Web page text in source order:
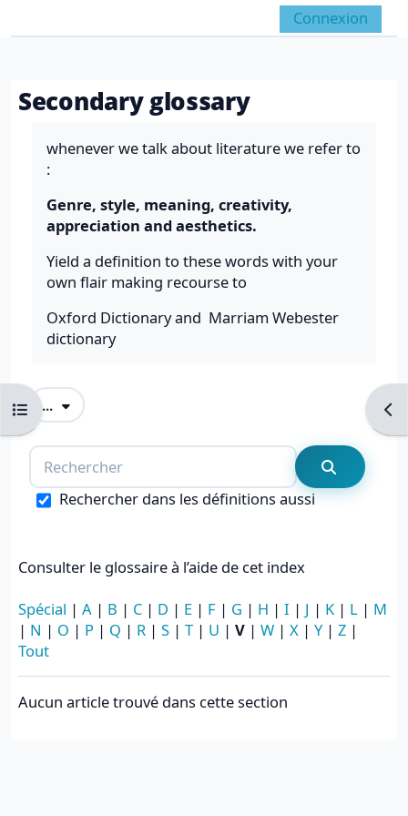
Panneau latéral
Activer/désactiver la
Connexion
Ouvrir l’index du cours
Secondary glossary
whenever we talk about literature we refer to
:
Genre, style, meaning, creativity,
appreciation and aesthetics.
Yield a definition to these words with your
own flair making recourse to
Oxford Dictionary and Marriam Webester
dictionary
... Exporter des articles
Rechercher
Rechercher dans les définitions aussi
Consulter le glossaire à l’aide de cet index
Spécial | A | B | C | D | E | F | G | H | I | J | K | L | M
| N | O | P | Q | R | S | T | U | V | W | X | Y| Z |
Tout
Aucun article trouvé dans cette section